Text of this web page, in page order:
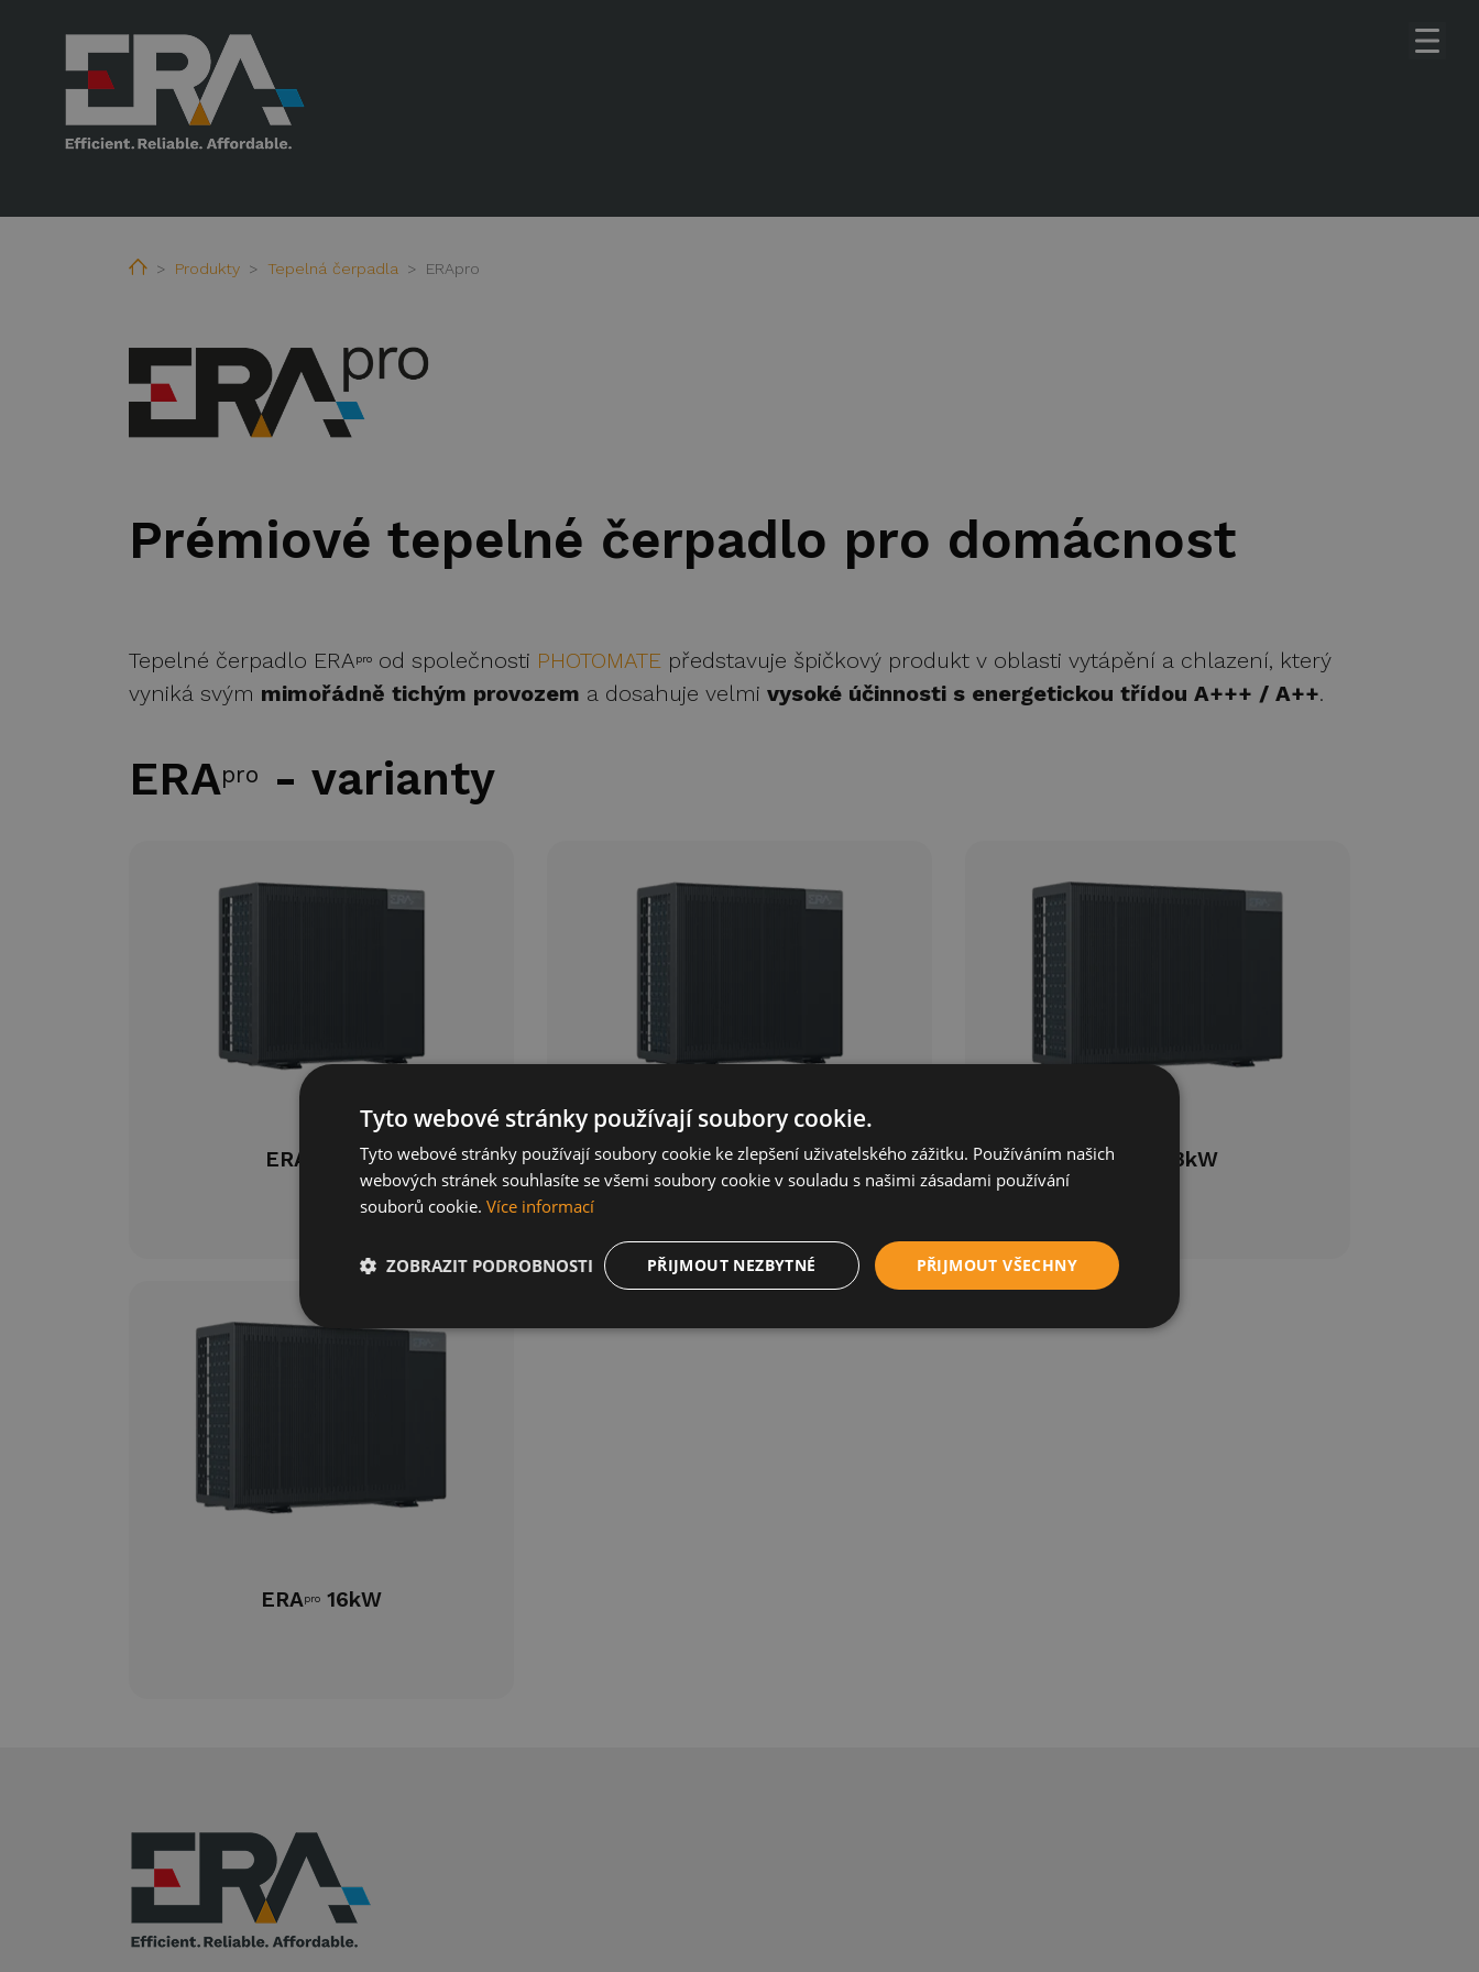
HomeProdukty Tepelná čerpadla ERApro
Prémiové tepelné čerpadlo pro domácnost
Tepelné čerpadlo ERApro od společnosti PHOTOMATE představuje špičkový produkt v oblasti vytápění a chlazení, který
vyniká svým mimořádně tichým provozem a dosahuje velmi vysoké účinnosti s energetickou třídou A+++ / A++.
ERApro - varianty
ERA 6kW ERApro9kW ERA 13kW
ERApro 16kW
Tyto webové stránky používají soubory cookie.
Tyto webové stránky používají soubory cookie ke zlepšení uživatelského zážitku. Používáním našich
webových stránek souhlasíte se všemi soubory cookie v souladu s našimi zásadami používání
souborů cookie. Více informací
PŘIJMOUT VŠECHNY
PŘIJMOUT NEZBYTNÉ
ZOBRAZIT PODROBNOSTI